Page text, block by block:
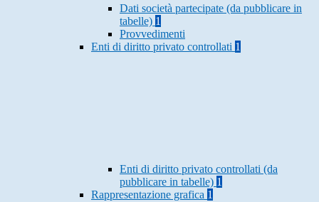
Dati società partecipate (da pubblicare in
tabelle) 1
Provvedimenti
Enti di diritto privato controllati 1
Enti di diritto privato controllati (da
pubblicare in tabelle) 1
Rappresentazione grafica 1